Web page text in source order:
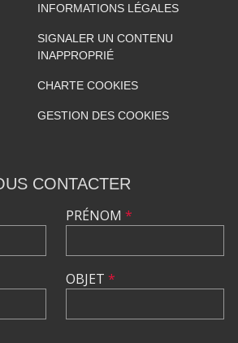
INFORMATIONS LÉGALES
SIGNALER UN CONTENU
INAPPROPRIÉ
CHARTE COOKIES
GESTION DES COOKIES
CONTACTER
PRÉNOM *
OBJET *